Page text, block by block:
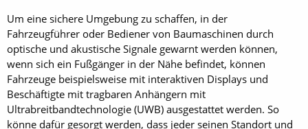
Um eine sichere Umgebung zu schaffen, in der
Fahrzeugführer oder Bediener von Baumaschinen durch
optische und akustische Signale gewarnt werden können,
wenn sich ein Fußgänger in der Nähe befindet, können
Fahrzeuge beispielsweise mit interaktiven Displays und
Beschäftigte mit tragbaren Anhängern mit
Ultrabreitbandtechnologie (UWB) ausgestattet werden. So
könne dafür gesorgt werden, dass jeder seinen Standort und